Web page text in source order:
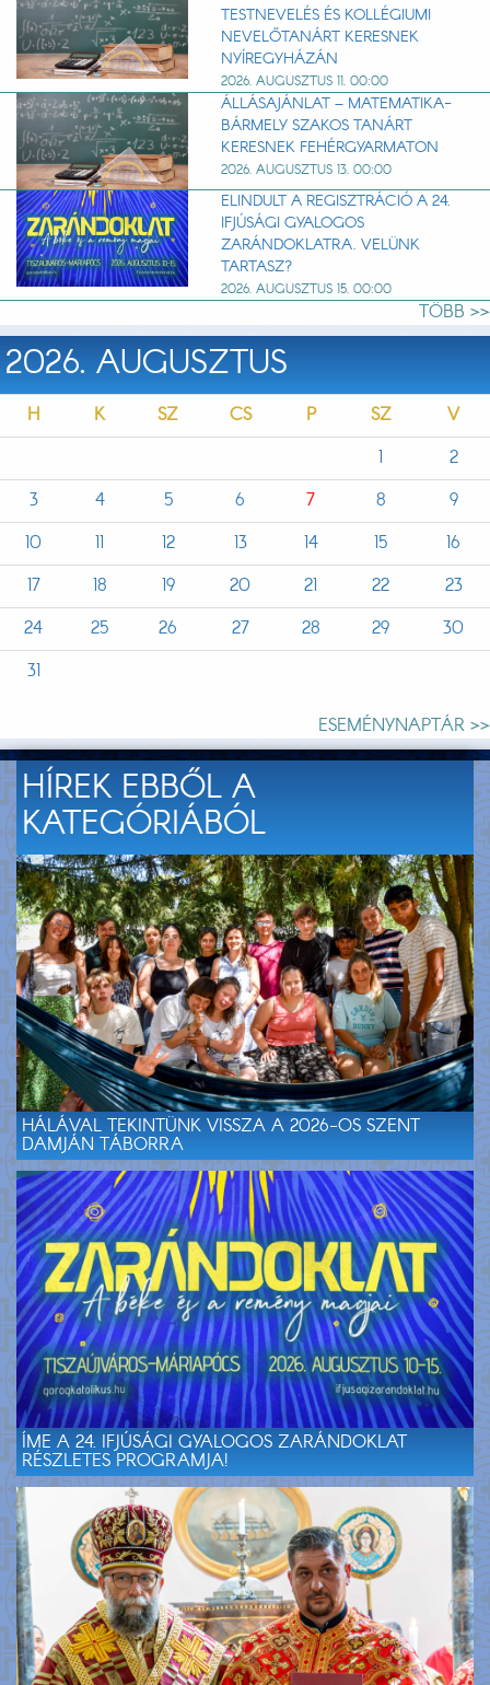
TESTNEVELÉS ÉS KOLLÉGIUMI
NEVELŐTANÁRT KERESNEK
NYÍREGYHÁZÁN
2026. AUGUSZTUS 11. 00:00
ÁLLÁSAJÁNLAT – MATEMATIKA-
BÁRMELY SZAKOS TANÁRT
KERESNEK FEHÉRGYARMATON
2026. AUGUSZTUS 13. 00:00
ELINDULT A REGISZTRÁCIÓ A 24.
IFJÚSÁGI GYALOGOS
ZARÁNDOKLATRA. VELÜNK
TARTASZ?
2026. AUGUSZTUS 15. 00:00
TÖBB >>
2026. AUGUSZTUS
H K SZ CS P SZ
V
1
2
3
4 5 6 7 8
9
10
11 12 13 14 15
16
17
18 19 20 21 22
23
24
25 26 27 28 29
30
31
ESEMÉNYNAPTÁR >>
HÍREK EBBŐL A
KATEGÓRIÁBÓL
HÁLÁVAL TEKINTÜNK VISSZA A 2026-OS SZENT
DAMJÁN TÁBORRA
ÍME A 24. IFJÚSÁGI GYALOGOS ZARÁNDOKLAT
RÉSZLETES PROGRAMJA!